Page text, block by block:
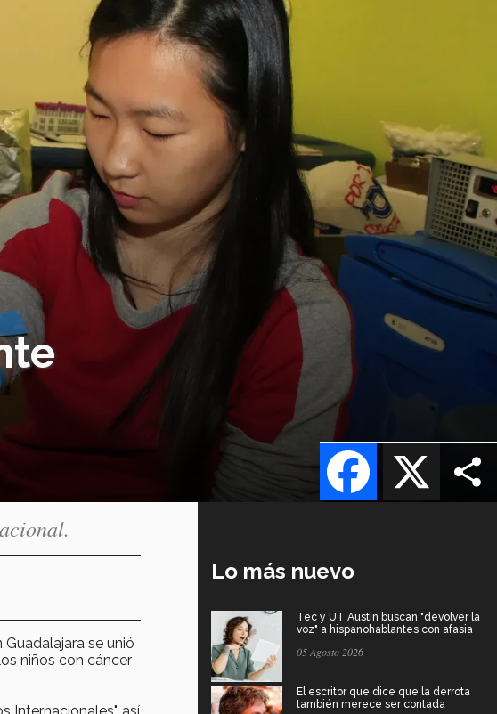
X
Facebook
se unió
niños con cáncer
Internacionales", así
Lo más nuevo
Tec y UT Austin buscan "devolver la
voz" a hispanohablantes con afasia
05 Agosto 2026
El escritor que dice que la derrota
también merece ser contada